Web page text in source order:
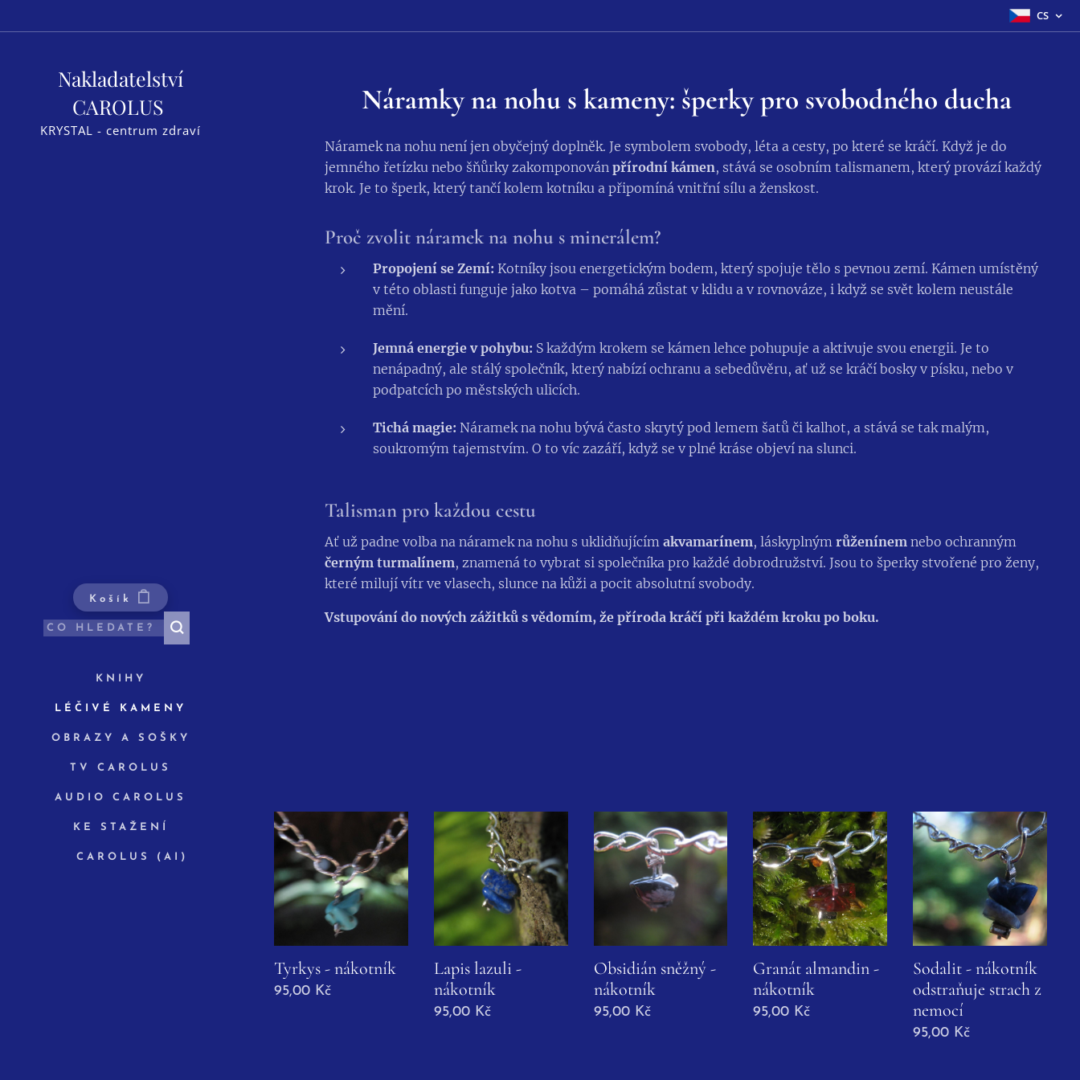
CS
Nakladatelství
CAROLUS
KRYSTAL - centrum zdraví
Košík
KNIHY
LÉČIVÉ KAMENY
OBRAZY A SOŠKY
TV CAROLUS
AUDIO CAROLUS
KE STAŽENÍ
✨ CAROLUS (AI)
Náramky na nohu s kameny: šperky pro svobodného ducha
Náramek na nohu není jen obyčejný doplněk. Je symbolem svobody, léta a cesty, po které se kráčí. Když je do
jemného řetízku nebo šňůrky zakomponovánpřírodní kámen, stává se osobním talismanem, který provází každý
krok. Je to šperk, který tančí kolem kotníku a připomíná vnitřní sílu a ženskost.
Proč zvolit náramek na nohu s minerálem?
Propojení se Zemí: Kotníky jsou energetickým bodem, který spojuje tělo s pevnou zemí. Kámen umístěný
v této oblasti funguje jako kotva – pomáhá zůstat v klidu a v rovnováze, i když se svět kolem neustále
mění.
Jemná energie v pohybu: S každým krokem se kámen lehce pohupuje a aktivuje svou energii. Je to
nenápadný, ale stálý společník, který nabízí ochranu a sebedůvěru, ať už se kráčí bosky v písku, nebo v
podpatcích po městských ulicích.
Tichá magie: Náramek na nohu bývá často skrytý pod lemem šatů či kalhot, a stává se tak malým,
soukromým tajemstvím. O to víc zazáří, když se v plné kráse objeví na slunci.
Talisman pro každou cestu
Ať už padne volba na náramek na nohu s uklidňujícímakvamarínem, láskyplnýmrůženínem nebo ochranným
černým turmalínem, znamená to vybrat si společníka pro každé dobrodružství. Jsou to šperky stvořené pro ženy,
které milují vítr ve vlasech, slunce na kůži a pocit absolutní svobody.
Vstupování do nových zážitků s vědomím, že příroda kráčí při každém kroku po boku.
Tyrkys - nákotník
95,00 Kč
Lapis lazuli -
nákotník
95,00Kč
Obsidián sněžný -
nákotník
95,00Kč
Granát almandin -
nákotník
95,00 Kč
Sodalit - nákotník
odstraňuje strach z
nemocí
95,00 Kč